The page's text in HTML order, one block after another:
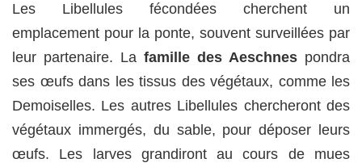
Les Libellules fécondées cherchent un
emplacement pour la ponte, souvent surveillées par
leur partenaire. La famille des Aeschnes pondra
ses œufs dans les tissus des végétaux, comme les
Demoiselles. Les autres Libellules chercheront des
végétaux immergés, du sable, pour déposer leurs
œufs. Les larves grandiront au cours de mues